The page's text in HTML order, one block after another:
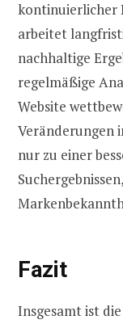
kontinuierlicher
arbeitet
nachhaltige
regelmäßige
Website
Veränderungen
nur zu einer
Fazit
Insgesamt ist